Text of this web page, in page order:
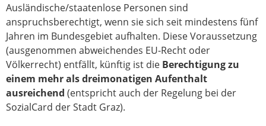
Ausländische/staatenlose Personen sind
anspruchsberechtigt, wenn sie sich seit mindestens fünf
Jahren im Bundesgebiet aufhalten. Diese Voraussetzung
(ausgenommen abweichendes EU-Recht oder
Völkerrecht) entfällt, künftig ist die Berechtigung zu
einem mehr als dreimonatigen Aufenthalt
ausreichend (entspricht auch der Regelung bei der
SozialCard der Stadt Graz).